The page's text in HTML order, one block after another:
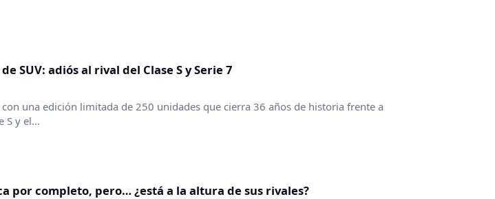
SUV: adiós al rival del Clase S y Serie 7
una edición limitada de 250 unidades que cierra 36 años de historia frente a
S y el...
por completo, pero… ¿está a la altura de sus rivales?